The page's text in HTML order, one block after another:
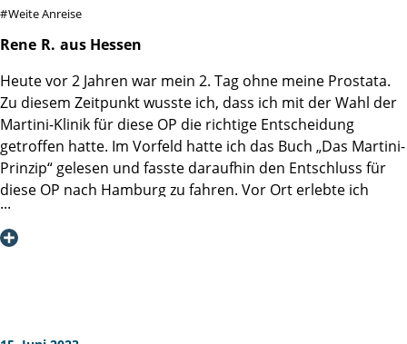
Weite Anreise
Rene R. aus Hessen
Heute vor 2 Jahren war mein 2. Tag ohne meine Prostata.
Zu diesem Zeitpunkt wusste ich, dass ich mit der Wahl der
Martini-Klinik für diese OP die richtige Entscheidung
getroffen hatte. Im Vorfeld hatte ich das Buch „Das Martini-
Prinzip“ gelesen und fasste daraufhin den Entschluss für
diese OP nach Hamburg zu fahren. Vor Ort erlebte ich
jeden Tag, dass alles im Buch Beschriebene umgesetzt war
- und noch mehr.